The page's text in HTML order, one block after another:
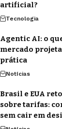
artificial?
Tecnologia
Agentic AI: o
mercado
prática
Notícias
Brasil e EUA
sobre tarifas:
sem cair em